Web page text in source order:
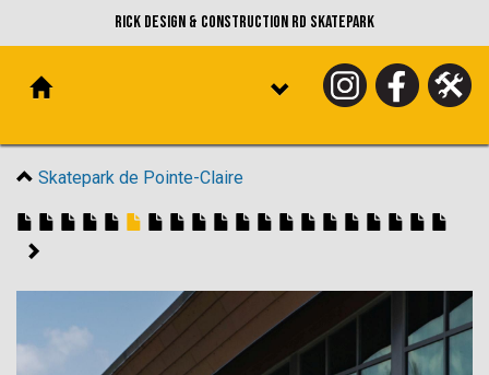
Rick Design & Construction RD Skatepark
Skatepark de Pointe-Claire